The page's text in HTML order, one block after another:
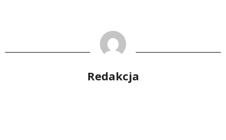
Redakcja